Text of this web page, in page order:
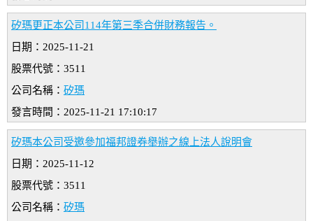
矽瑪更正本公司114年第三季合併財務報告。
日期：2025-11-21
股票代號：3511
公司名稱： 矽瑪
發言時間：2025-11-21 17:10:17
矽瑪本公司受邀參加福邦證券舉辦之線上法人說明會
日期：2025-11-12
股票代號：3511
公司名稱： 矽瑪